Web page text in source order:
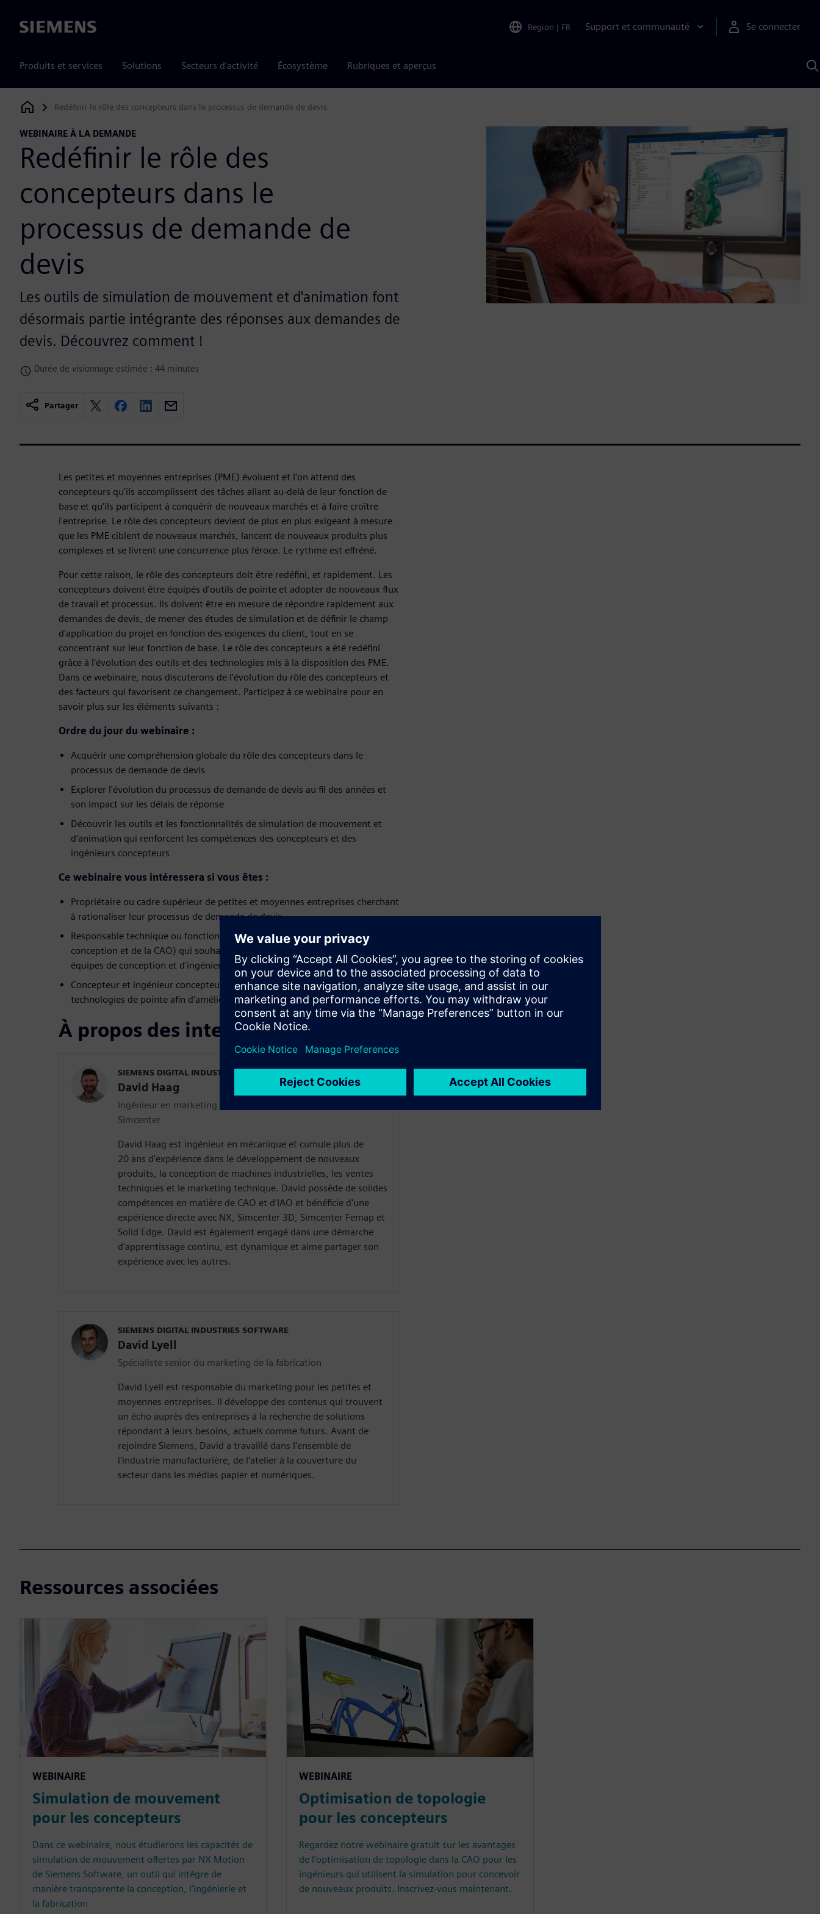
Siemens Region | FR Support et communauté Se connecter
Produits et services Solutions Secteurs d'activité Écosystème Rubriques et aperçus
Siemens Digital Industries Software
Redéfinir le rôle des concepteurs dans le processus de demande de devis
WEBINAIRE À LA DEMANDE
Redéfinir le rôle des
concepteurs dans le
processus de demande de
devis
Les outils de simulation de mouvement et d'animation font
désormais partie intégrante des réponses aux demandes de
devis. Découvrez comment !
Durée de visionnage estimée : 44 minutes
Partager
Les petites et moyennes entreprises (PME) évoluent et l'on attend des
concepteurs qu'ils accomplissent des tâches allant au-delà de leur fonction de
base et qu'ils participent à conquérir de nouveaux marchés et à faire croître
l'entreprise. Le rôle des concepteurs devient de plus en plus exigeant à mesure
que les PME ciblent de nouveaux marchés, lancent de nouveaux produits plus
complexes et se livrent une concurrence plus féroce. Le rythme est effréné.
Pour cette raison, le rôle des concepteurs doit être redéfini, et rapidement. Les
concepteurs doivent être équipés d'outils de pointe et adopter de nouveaux flux
de travail et processus. Ils doivent être en mesure de répondre rapidement aux
demandes de devis, de mener des études de simulation et de définir le champ
d'application du projet en fonction des exigences du client, tout en se
concentrant sur leur fonction de base. Le rôle des concepteurs a été redéfini
grâce à l'évolution des outils et des technologies mis à la disposition des PME.
Dans ce webinaire, nous discuterons de l'évolution du rôle des concepteurs et
des facteurs qui favorisent ce changement. Participez à ce webinaire pour en
savoir plus sur les éléments suivants :
Ordre du jour du webinaire :
Acquérir une compréhension globale du rôle des concepteurs dans le
processus de demande de devis
Explorer l'évolution du processus de demande de devis au fil des années et
son impact sur les délais de réponse
Découvrir les outils et les fonctionnalités de simulation de mouvement et
d'animation qui renforcent les compétences des concepteurs et des
ingénieurs concepteurs
Ce webinaire vous intéressera si vous êtes :
Propriétaire ou cadre supérieur de petites et moyennes entreprises cherchant
à rationaliser leur processus de demande de devis
Responsable technique ou fonctionnel (notamment les responsables de la
conception et de la CAO) qui souhaite améliorer la productivité de ses
équipes de conception et d'ingénierie
Concepteur et ingénieur concepteur désireux d'explorer les outils et
technologies de pointe afin d'améliorer son efficacité dans ce rôle
À propos des intervenants
SIEMENS DIGITAL INDUSTRIES SOFTWARE
David Haag
Ingénieur en marketing technique | Simulation mécanique
Simcenter
David Haag est ingénieur en mécanique et cumule plus de
20 ans d'expérience dans le développement de nouveaux
produits, la conception de machines industrielles, les ventes
techniques et le marketing technique. David possède de solides
compétences en matière de CAO et d'IAO et bénéficie d'une
expérience directe avec NX, Simcenter 3D, Simcenter Femap et
Solid Edge. David est également engagé dans une démarche
d'apprentissage continu, est dynamique et aime partager son
expérience avec les autres.
SIEMENS DIGITAL INDUSTRIES SOFTWARE
David Lyell
Spécialiste senior du marketing de la fabrication
David Lyell est responsable du marketing pour les petites et
moyennes entreprises. Il développe des contenus qui trouvent
un écho auprès des entreprises à la recherche de solutions
répondant à leurs besoins, actuels comme futurs. Avant de
rejoindre Siemens, David a travaillé dans l'ensemble de
l'industrie manufacturière, de l'atelier à la couverture du
secteur dans les médias papier et numériques.
Ressources associées
WEBINAIRE
Simulation de mouvement
pour les concepteurs
Dans ce webinaire, nous étudierons les capacités de
simulation de mouvement offertes par NX Motion
de Siemens Software, un outil qui intègre de
manière transparente la conception, l'ingénierie et
la fabrication
WEBINAIRE
Optimisation de topologie
pour les concepteurs
Regardez notre webinaire gratuit sur les avantages
de l'optimisation de topologie dans la CAO pour les
ingénieurs qui utilisent la simulation pour concevoir
de nouveaux produits. Inscrivez-vous maintenant.